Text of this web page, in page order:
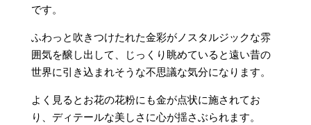
です。
ふわっと吹きつけたれた金彩がノスタルジックな雰
囲気を醸し出して、じっくり眺めていると遠い昔の
世界に引き込まれそうな不思議な気分になります。
よく見るとお花の花粉にも金が点状に施されてお
り、ディテールな美しさに心が揺さぶられます。